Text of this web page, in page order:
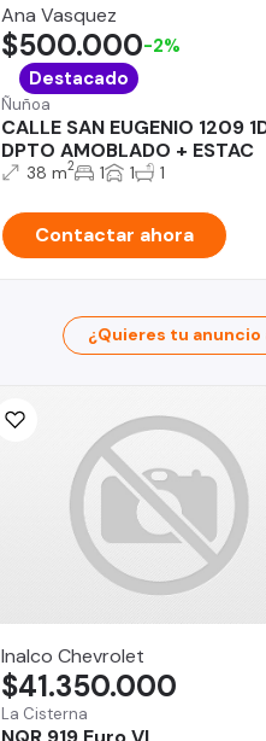
Ana Vasquez
Ñuñoa
CALLE SAN EUGENIO 1209
DPTO AMOBLADO + ESTAC
$500.000-2%
Destacado
38 m2 1 1 1
Contactar ahora
¿Quieres tu anuncio
Inalco Chevrolet
La Cisterna
$41.350.000